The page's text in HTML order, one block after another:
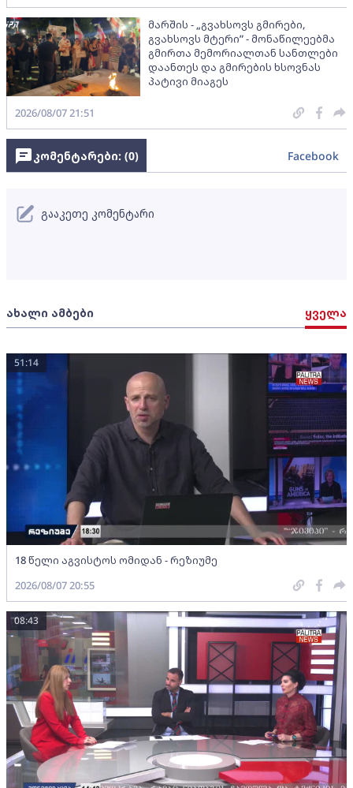
მარშის - „გვახსოვს გმირები,
გვახსოვს მტერი” - მონაწილეებმა
გმირთა მემორიალთან სანთლები
დაანთეს და გმირების ხსოვნას
პატივი მიაგეს
2026/08/07 21:51
ახალი ამბები ყველა
18 წელი აგვისტოს ომიდან - რეზიუმე
51:14
2026/08/07 20:55
08:43
კომენტარები: (0) Facebook
გააკეთე კომენტარი